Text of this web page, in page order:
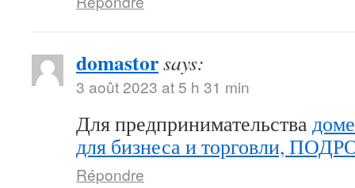
domastorsays:
3 août 2023 at 5 h 31 min
Для предпринимательства
для бизнеса и торговли,
Répondre